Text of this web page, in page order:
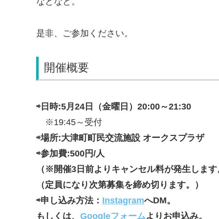
是非、ご参加ください。
開催概要
⇨日時:5月24日（金曜日）20:00～21:30
※19:45～受付
⇨場所:大津町町民交流施設 オークスプラザ
⇨参加費:500円/人
（※開催3日前よりキャンセル料が発生しま
（定員になり次第募集を締め切ります。）
⇨申し込み方法： InstagramへDM。
もしくは、 Googleフォームよりお申込み。